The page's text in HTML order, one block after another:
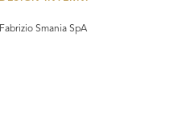
Fabrizio Smania SpA